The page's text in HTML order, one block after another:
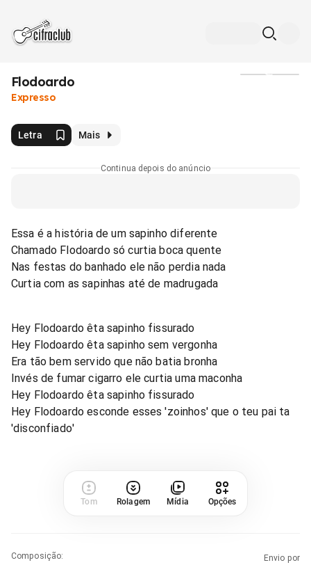
Flodoardo
Expresso
Letra Mais
Continua depois do anúncio
Essa é a história de um sapinho diferente
Chamado Flodoardo só curtia boca quente
Nas festas do banhado ele não perdia nada
Curtia com as sapinhas até de madrugada
Hey Flodoardo êta sapinho fissurado
Hey Flodoardo êta sapinho sem vergonha
Era tão bem servido que não batia bronha
Invés de fumar cigarro ele curtia uma maconha
Hey Flodoardo êta sapinho fissurado
Hey Flodoardo esconde esses 'zoinhos' que o teu pai ta
'disconfiado'
Tom Rolagem Mídia Opções
Composição:
Envio por